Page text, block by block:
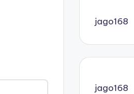
jago168
jago168